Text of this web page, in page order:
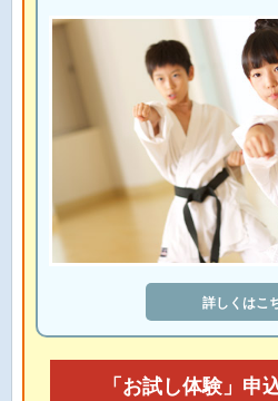
詳しくはこ
「お試し体験」申